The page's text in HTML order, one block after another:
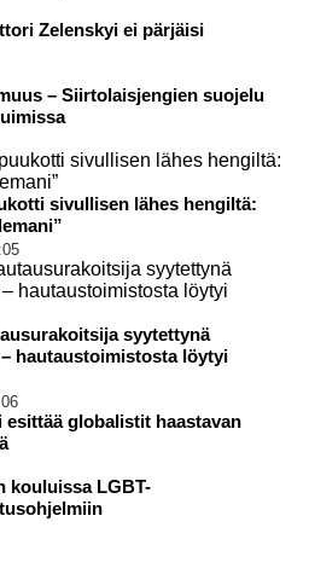
Zelenskyi ei pärjäisi
– Siirtolaisjengien suojelu
sivullisen lähes hengiltä:
syytettynä
hautaustoimistosta löytyi
globalistit haastavan
kouluissa LGBT-